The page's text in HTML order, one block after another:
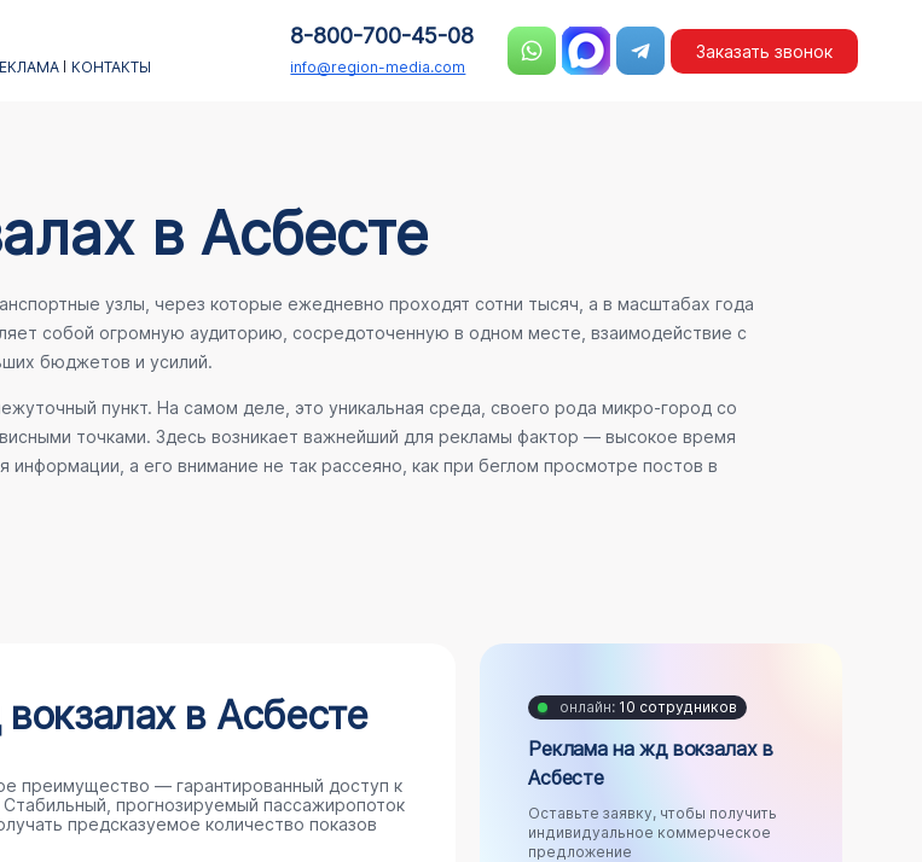
КОНТАКТЫ
8-800-700-45-08
info@region-media.com
Заказать звонок
в Асбесте
узлы, через которые ежедневно проходят сотни тысяч, а в масштабах года
собой огромную аудиторию, сосредоточенную в одном месте, взаимодействие с
бюджетов и усилий.
пункт. На самом деле, это уникальная среда, своего рода микро-город со
точками. Здесь возникает важнейший для рекламы фактор — высокое время
а его внимание не так рассеяно, как при беглом просмотре постов в
в Асбесте
преимущество — гарантированный доступ к
прогнозируемый пассажиропоток
предсказуемое количество показов
онлайн: 10 сотрудников
Реклама на жд вокзалах в
Асбесте
Оставьте заявку, чтобы получить
индивидуальное коммерческое
предложение